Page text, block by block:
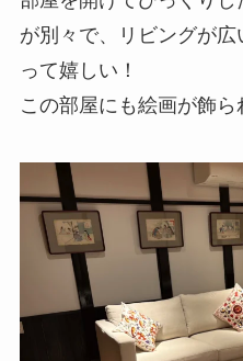
が別々で、リビングが
って嬉しい！
この部屋にも絵画が飾ら